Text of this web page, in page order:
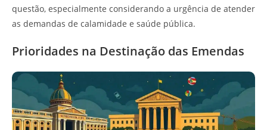
questão, especialmente considerando a urgência de atender
as demandas de calamidade e saúde pública.
Prioridades na Destinação das Emendas